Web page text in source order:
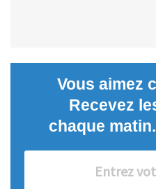
Vous aimez
Recevez
chaque matin.